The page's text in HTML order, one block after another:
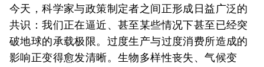
今天，科学家与政策制定者之间正形成日益广泛的
共识：我们正在逼近、甚至某些情况下甚至已经突
破地球的承载极限。过度生产与过度消费所造成的
影响正变得愈发清晰。生物多样性丧失、气候变